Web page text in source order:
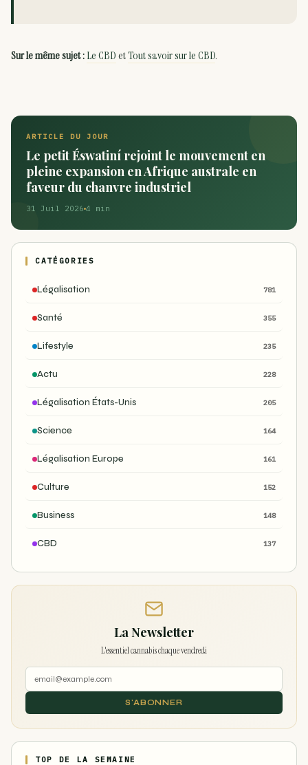
Sur le même sujet :Le CBDetTout savoir sur le CBD.
ARTICLE DU JOUR
Le petit Éswatiní rejoint le mouvement en
pleine expansion en Afrique australe en
faveur du chanvre industriel
31 Juil 2026 4 min
CATÉGORIES
Légalisation 781
Santé 355
Lifestyle 235
Actu 228
Légalisation États-Unis 205
Science 164
Légalisation Europe 161
Culture 152
Business 148
CBD 137
La Newsletter
L'essentiel cannabis chaque vendredi
S'ABONNER
TOP DE LA SEMAINE